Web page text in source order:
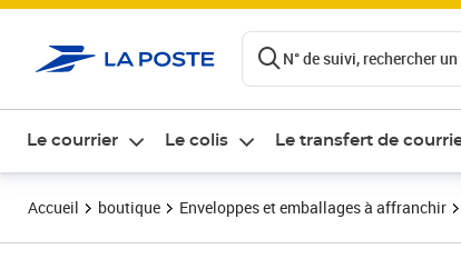
N° de suivi, rechercher
Le courrier Le colis Le transfert de
Accueil boutique Enveloppes et emballages à affranchir